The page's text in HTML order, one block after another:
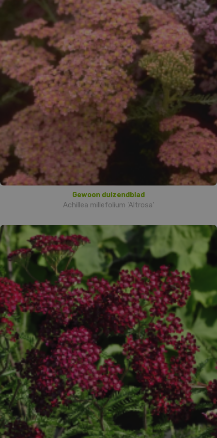
Gewoon duizendblad
Achillea millefolium 'Altrosa'